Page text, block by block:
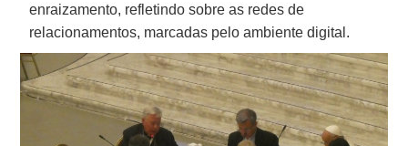
enraizamento, refletindo sobre as redes de
relacionamentos, marcadas pelo ambiente digital.